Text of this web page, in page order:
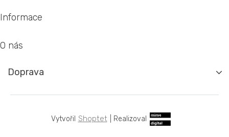
tInformace
O nás
Doprava
Shoptet Realizoval